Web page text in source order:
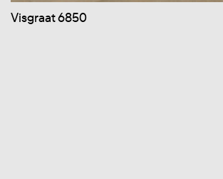
Visgraat 6850